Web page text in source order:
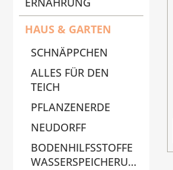
HAUS & GARTEN
SCHNÄPPCHEN
ALLES FÜR DEN
TEICH
PFLANZENERDE
NEUDORFF
BODENHILFSSTOFFE
WASSERSPEICHERUNG